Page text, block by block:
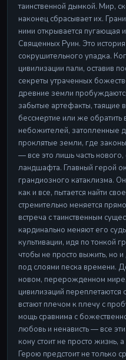
таинственной дымкой. Мир,
наконец сбрасывает их.
ними открывается
Священных Руин. Это
сокрушительного упадка.
цивилизации пали, оставив
секреты утраченных
древние земли
забытые артефакты, таящие
бессмертие или же
небожителей, затопленные
проклятые земли, где
— все это лишь часть
ландшафта. Главный герой
грандиозного катаклизма.
как и все, пытается найти
стремительно меняется
встреча с таинственным
кардинально меняют его
культивации, идя по тонкой
чтобы не просто выжить, но
под слоями песка времени.
новом, перерожденном
цивилизаций переплетаются
встают плечом к плечу с
мощь сравнима с
любовь и ненависть — все
кону стоит не просто жизнь,
Герою предстоит не только